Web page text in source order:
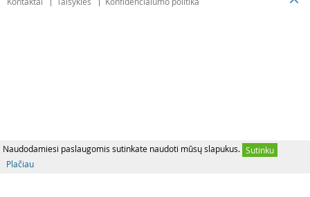
Naudodamiesi paslaugomis sutinkate naudoti mūsų slapukus. Sutinku
Plačiau